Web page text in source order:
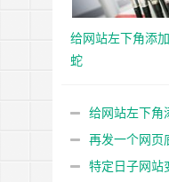
给网站左下角添
蛇
给网站左下角
再发一个网页
特定日子网站